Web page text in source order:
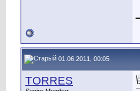
01.06.2011, 00:05
TORRES